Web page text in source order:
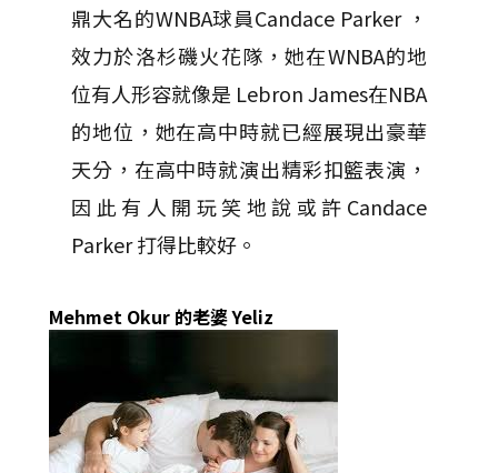
鼎大名的WNBA球員Candace Parker ，
效力於洛杉磯火花隊，她在WNBA的地
位有人形容就像是 Lebron James在NBA
的地位，她在高中時就已經展現出豪華
天分，在高中時就演出精彩扣籃表演，
因此有人開玩笑地說或許Candace
Parker 打得比較好。
Mehmet Okur 的老婆 Yeliz